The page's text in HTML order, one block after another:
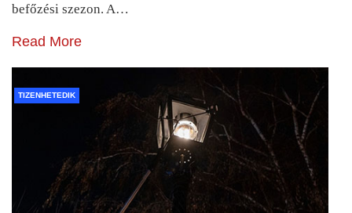
befőzési szezon. A…
Read More
TIZENHETEDIK